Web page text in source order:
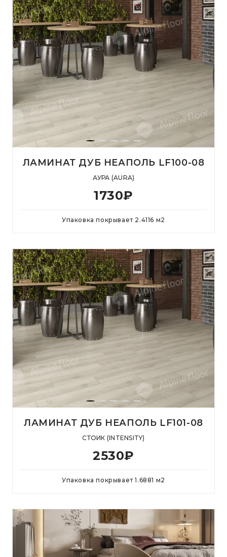
ЛАМИНАТ ДУБ НЕАПОЛЬ LF100-08
АУРА (AURA)
1730₽
Упаковка покрывает 2.4116 м2
ЛАМИНАТ ДУБ НЕАПОЛЬ LF101-08
СТОИК (INTENSITY)
2530₽
Упаковка покрывает1.6881 м2